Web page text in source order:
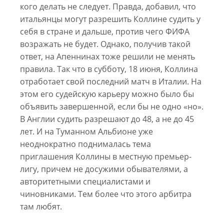
кого делать не следует. Правда, добавил, что
итальянцы могут разрешить Коллине судить у
себя в стране и дальше, против чего ФИФА
возражать не будет. Однако, получив такой
ответ, на Апеннинах тоже решили не менять
правила. Так что в субботу, 18 июня, Коллина
отработает свой последний матч в Италии. На
этом его судейскую карьеру можно было бы
объявить завершенной, если бы не одно «но».
В Англии судить разрешают до 48, а не до 45
лет. И на Туманном Альбионе уже
неоднократно поднималась тема
приглашения Коллины в местную премьер-
лигу, причем не досужими обывателями, а
авторитетными специалистами и
чиновниками. Тем более что этого арбитра
там любят.